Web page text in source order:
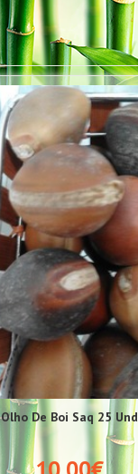
Olho De Boi Saq 25 Und